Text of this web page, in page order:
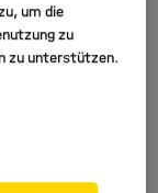
RELY mit
um die
zu
zu unterstützen.